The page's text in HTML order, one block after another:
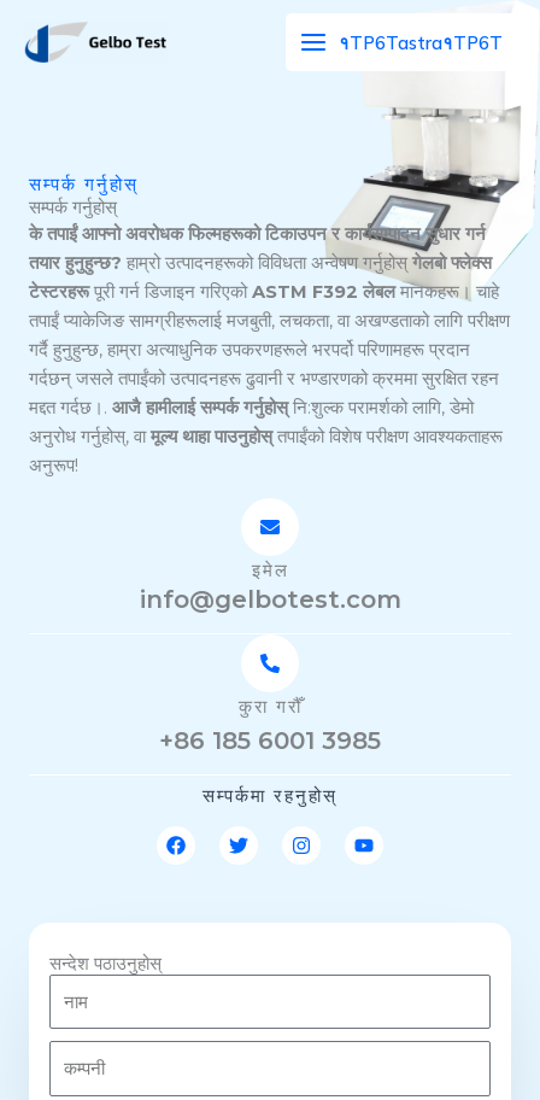
जानुहोस्
१TP6Tastra१TP6T
सम्पर्क गर्नुहोस्
सम्पर्क गर्नुहोस्
के तपाईं आफ्नो अवरोधक फिल्महरूको टिकाउपन र कार्यसम्पादन सुधार गर्न
तयार हुनुहुन्छ? हाम्रो उत्पादनहरूको विविधता अन्वेषण गर्नुहोस्गेलबो फ्लेक्स
टेस्टरहरूपूरी गर्न डिजाइन गरिएकोASTM F392 लेबलमानकहरू। चाहे
तपाईं प्याकेजिङ सामग्रीहरूलाई मजबुती, लचकता, वा अखण्डताको लागि परीक्षण
गर्दै हुनुहुन्छ, हाम्रा अत्याधुनिक उपकरणहरूले भरपर्दो परिणामहरू प्रदान
गर्दछन् जसले तपाईंको उत्पादनहरू ढुवानी र भण्डारणको क्रममा सुरक्षित रहन
मद्दत गर्दछ।. आजै हामीलाई सम्पर्क गर्नुहोस्नि:शुल्क परामर्शको लागि, डेमो
अनुरोध गर्नुहोस्, वामूल्य थाहा पाउनुहोस्तपाईंको विशेष परीक्षण आवश्यकताहरू
अनुरूप!
इमेल
info@gelbotest.com
कुरा गरौँ
+86 185 6001 3985
सम्पर्कमा रहनुहोस्
फे
स
बु
ट्वि
ट
र
इ
न्स्टा
ग्रा
यु
ट्यु
ब
सन्देश पठाउनुहोस्